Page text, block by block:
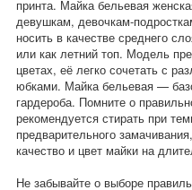
принта. Майка бельевая
девушкам, девочкам-
носить в качестве среднего
или как летний топ. Модель
цветах, её легко сочетать с
юбками. Майка бельевая —
гардероба. Помните о
рекомендуется стирать при
предварительного
качество и цвет майки на
Не забывайте о выборе